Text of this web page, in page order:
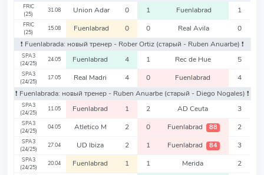
FRIC
(25)
31.08 Union Adar 0 1 Fuenlabrad 1
FRIC
(25)
15.08 Fuenlabrad 0 0 Real Avila
0
❗️ Fuenlabrada: новый тренер - Rober Ortiz (старый - Ruben Anuarbe) ❗️
SPA3
(24/25)
24.05 Fuenlabrad 4 1 Rec de Hue 5
SPA3
(24/25)
17.05 Real Madri 4 0 Fuenlabrad
4
❗️ Fuenlabrada: новый тренер - Ruben Anuarbe (старый - Diego Nogales) ❗️
SPA3
(24/25)
11.05 Fuenlabrad 1 2 AD Ceuta 3
SPA3
(24/25)
04.05 Atletico M 2 0 Fuenlabrad 88 2
SPA3
(24/25)
27.04 UD Ibiza 2 1 Fuenlabrad 84 3
SPA3
(24/25)
20.04 Fuenlabrad 1 1 Merida 2